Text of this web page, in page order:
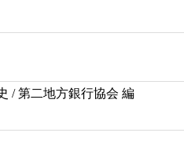
/ 第二地方銀行協会 編